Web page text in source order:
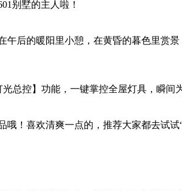
别墅的主人啦！
后的暖阳里小憩，在黄昏的暮色里赏
总控】功能，一键掌控全屋灯具，瞬间
！喜欢清爽一点的，推荐大家都去试试